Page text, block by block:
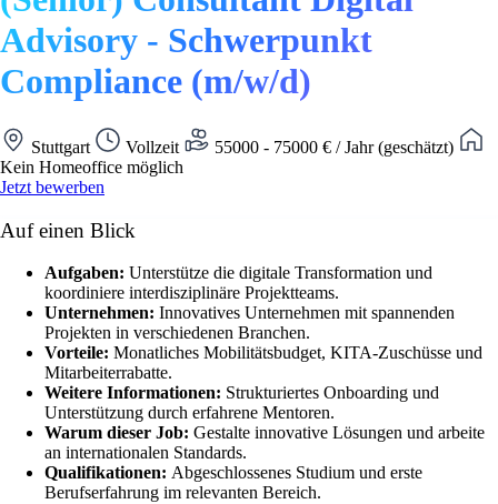
Advisory - Schwerpunkt
Compliance (m/w/d)
Stuttgart Vollzeit
55000 - 75000 € / Jahr (geschätzt)
Kein Homeoffice möglich
Jetzt bewerben
Auf einen Blick
Aufgaben: Unterstütze die digitale Transformation und
koordiniere interdisziplinäre Projektteams.
Unternehmen: Innovatives Unternehmen mit spannenden
Projekten in verschiedenen Branchen.
Vorteile: Monatliches Mobilitätsbudget, KITA-Zuschüsse und
Mitarbeiterrabatte.
Weitere Informationen: Strukturiertes Onboarding und
Unterstützung durch erfahrene Mentoren.
Warum dieser Job: Gestalte innovative Lösungen und arbeite
an internationalen Standards.
Qualifikationen: Abgeschlossenes Studium und erste
Berufserfahrung im relevanten Bereich.